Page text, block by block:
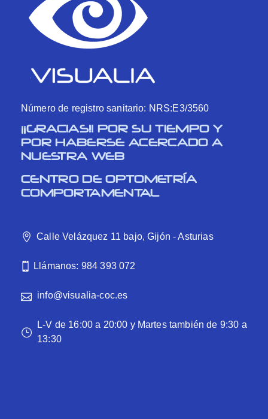
Número de registro sanitario: NRS:E3/3560
¡¡GRACIAS!! POR SU TIEMPO Y
POR HABERSE ACERCADO A
NUESTRA WEB
CENTRO DE OPTOMETRÍA
COMPORTAMENTAL
Calle Velázquez 11 bajo, Gijón - Asturias
Llámanos: 984 393 072
info@visualia-coc.es
L-V de 16:00 a 20:00 y Martes también de 9:30 a
13:30